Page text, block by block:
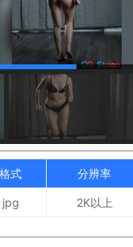
格式 分辨率
jpg 2K以上